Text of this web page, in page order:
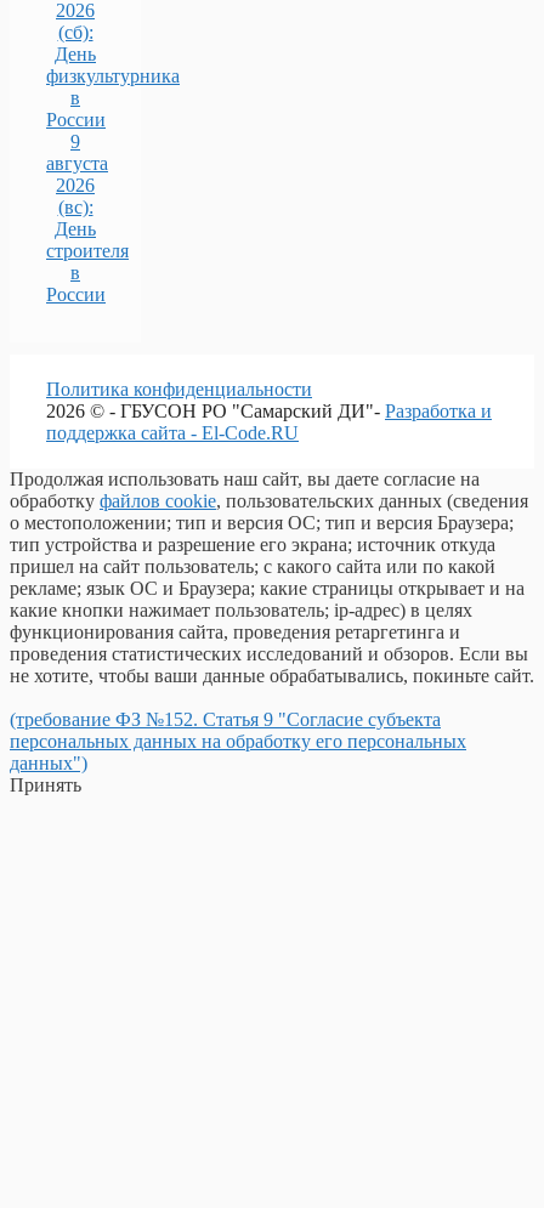
2026
(сб):
День
физкультурника
в
России
9
августа
2026
(вс):
День
строителя
в
России
Политика конфиденциальности
2026 © - ГБУСОН РО "Самарский ДИ"- Разработка и
поддержка сайта - El-Code.RU
Продолжая использовать наш сайт, вы даете согласие на
обработку файлов cookie, пользовательских данных (сведения
о местоположении; тип и версия ОС; тип и версия Браузера;
тип устройства и разрешение его экрана; источник откуда
пришел на сайт пользователь; с какого сайта или по какой
рекламе; язык ОС и Браузера; какие страницы открывает и на
какие кнопки нажимает пользователь; ip-адрес) в целях
функционирования сайта, проведения ретаргетинга и
проведения статистических исследований и обзоров. Если вы
не хотите, чтобы ваши данные обрабатывались, покиньте сайт.
(требование ФЗ №152. Статья 9 "Согласие субъекта
персональных данных на обработку его персональных
данных")
Принять